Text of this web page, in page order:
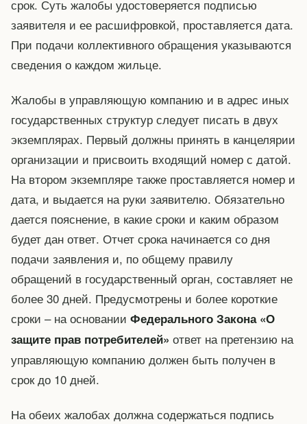
срок. Суть жалобы удостоверяется подписью
заявителя и ее расшифровкой, проставляется дата.
При подачи коллективного обращения указываются
сведения о каждом жильце.
Жалобы в управляющую компанию и в адрес иных
государственных структур следует писать в двух
экземплярах. Первый должны принять в канцелярии
организации и присвоить входящий номер с датой.
На втором экземпляре также проставляется номер и
дата, и выдается на руки заявителю. Обязательно
дается пояснение, в какие сроки и каким образом
будет дан ответ. Отчет срока начинается со дня
подачи заявления и, по общему правилу
обращений в государственный орган, составляет не
более 30 дней. Предусмотрены и более короткие
сроки – на основании Федерального Закона «О
защите прав потребителей» ответ на претензию на
управляющую компанию должен быть получен в
срок до 10 дней.
На обеих жалобах должна содержаться подпись